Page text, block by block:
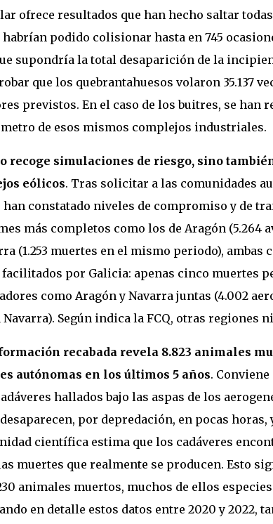
ofrece resultados que han hecho saltar
podido colisionar hasta en 745
supondría la total desaparición de la
que los quebrantahuesos volaron 35.137
previstos. En el caso de los buitres, se han
de esos mismos complejos industriales.
recoge simulaciones de riesgo, sino
eólicos. Tras solicitar a las comunidades
constatado niveles de compromiso y de
más completos como los de Aragón (5.264
(1.253 muertes en el mismo periodo),
por Galicia: apenas cinco muertes
como Aragón y Navarra juntas (4.002
Navarra). Según indica la FCQ, otras regiones
recabada revela 8.823 animales
autónomas en los últimos 5 años.
hallados bajo las aspas de los
por depredación, en pocas horas,
científica estima que los cadáveres
muertes que realmente se producen. Esto
animales muertos, muchos de ellos
en detalle estos datos entre 2020 y 2022,